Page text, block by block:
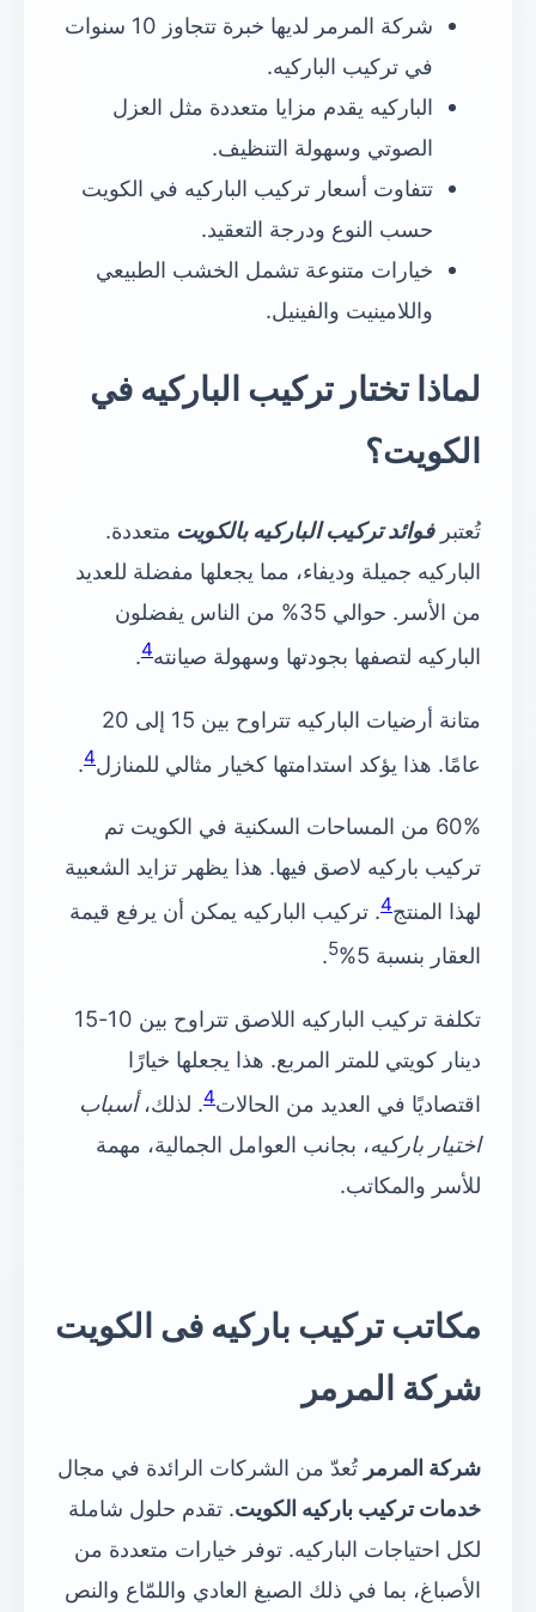
شركة المرمر لديها خبرة تتجاوز 10 سنوات
في تركيب الباركيه.
الباركيه يقدم مزايا متعددة مثل العزل
الصوتي وسهولة التنظيف.
تتفاوت أسعار تركيب الباركيه في الكويت
حسب النوع ودرجة التعقيد.
خيارات متنوعة تشمل الخشب الطبيعي
واللامينيت والفينيل.
لماذا تختار تركيب الباركيه في
الكويت؟
تُعتبرفوائد تركيب الباركيه بالكويت متعددة.
الباركيه جميلة وديفاء، مما يجعلها مفضلة للعديد
من الأسر. حوالي 35% من الناس يفضلون
الباركيه لتصفها بجودتها وسهولة صيانته4
.
متانة أرضيات الباركيه تتراوح بين 15 إلى 20
عامًا. هذا يؤكد استدامتها كخيار مثالي للمنازل4
.
60% من المساحات السكنية في الكويت تم
تركيب باركيه لاصق فيها. هذا يظهر تزايد الشعبية
لهذا المنتج4. تركيب الباركيه يمكن أن يرفع قيمة
العقار بنسبة 5%
5
.
تكلفة تركيب الباركيه اللاصق تتراوح بين 10-15
دينار كويتي للمتر المربع. هذا يجعلها خيارًا
اقتصاديًا في العديد من الحالات4. لذلك،أسباب
اختيار باركيه، بجانب العوامل الجمالية، مهمة
للأسر والمكاتب.
مكاتب تركيب باركيه فى الكويت
شركة المرمر
شركة المرمر تُعدّ من الشركات الرائدة في مجال
خدمات تركيب باركيه الكويت. تقدم حلول شاملة
لكل احتياجات الباركيه. توفر خيارات متعددة من
الأصباغ، بما في ذلك الصبغ العادي واللمّاع والنص